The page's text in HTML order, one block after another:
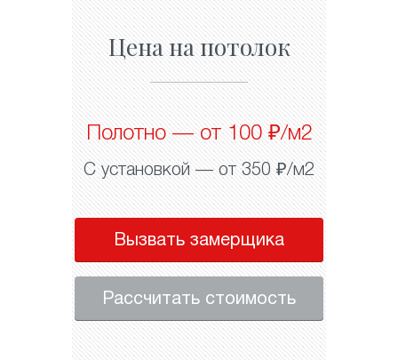
Цена на потолок
Полотно — от 100 ₽/м2
С установкой — от 350 ₽/м2
Вызвать замерщика
Рассчитать стоимость